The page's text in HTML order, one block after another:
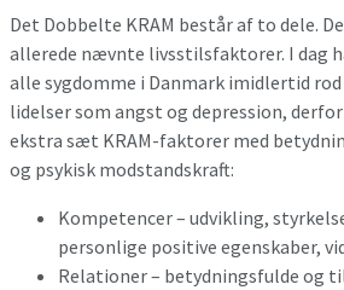
Det Dobbelte KRAM består af to dele.
allerede nævnte livsstilsfaktorer. I dag
alle sygdomme i Danmark imidlertid rod
lidelser som angst og depression,
ekstra sæt KRAM-faktorer med
og psykisk modstandskraft:
Kompetencer – udvikling,
personlige positive egenskaber,
Relationer – betydningsfulde og